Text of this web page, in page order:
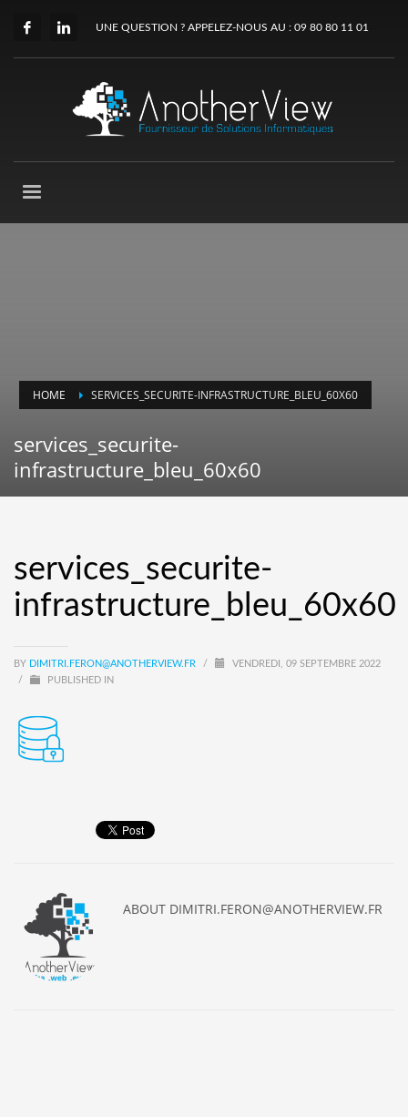
UNE QUESTION ? APPELEZ-NOUS AU : 09 80 80 11 01
HOME SERVICES_SECURITE-INFRASTRUCTURE_BLEU_60X60
services_securite-
infrastructure_bleu_60x60
services_securite-
infrastructure_bleu_60x60
BY DIMITRI.FERON@ANOTHERVIEW.FR /
VENDREDI, 09 SEPTEMBRE 2022
/
PUBLISHED IN
ABOUT DIMITRI.FERON@ANOTHERVIEW.FR